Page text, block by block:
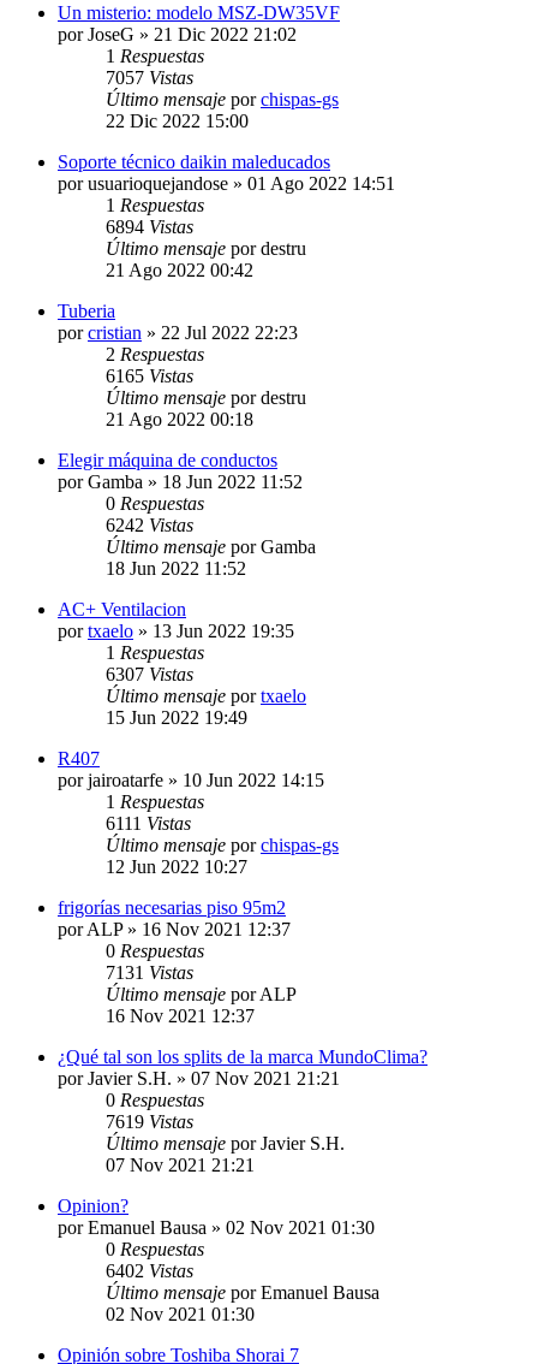
Un misterio: modelo MSZ-DW35VF
porJoseG » 21 Dic 2022 21:02
1 Respuestas
7057 Vistas
Último mensaje porchispas-gs
22 Dic 2022 15:00
Soporte técnico daikin maleducados
porusuarioquejandose » 01 Ago 2022 14:51
1 Respuestas
6894 Vistas
Último mensaje pordestru
21 Ago 2022 00:42
Tuberia
porcristian » 22 Jul 2022 22:23
2 Respuestas
6165 Vistas
Último mensaje pordestru
21 Ago 2022 00:18
Elegir máquina de conductos
porGamba » 18 Jun 2022 11:52
0 Respuestas
6242 Vistas
Último mensaje porGamba
18 Jun 2022 11:52
AC+ Ventilacion
portxaelo » 13 Jun 2022 19:35
1 Respuestas
6307 Vistas
Último mensaje portxaelo
15 Jun 2022 19:49
R407
porjairoatarfe » 10 Jun 2022 14:15
1 Respuestas
6111 Vistas
Último mensaje porchispas-gs
12 Jun 2022 10:27
frigorías necesarias piso 95m2
porALP» 16 Nov 2021 12:37
0 Respuestas
7131 Vistas
Último mensaje porALP
16 Nov 2021 12:37
¿Qué tal son los splits de la marca MundoClima?
porJavier S.H. » 07 Nov 2021 21:21
0 Respuestas
7619 Vistas
Último mensaje porJavier S.H.
07 Nov 2021 21:21
Opinion?
porEmanuel Bausa » 02 Nov 2021 01:30
0 Respuestas
6402 Vistas
Último mensaje porEmanuel Bausa
02 Nov 2021 01:30
Opinión sobre Toshiba Shorai 7